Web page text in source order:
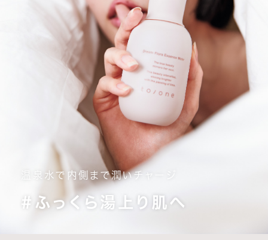
温泉水で内側まで潤いチャージ
＃ふっくら湯上り肌へ